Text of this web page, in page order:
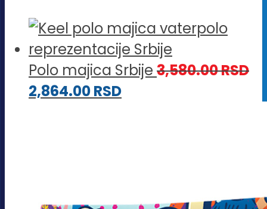
Polo majica Srbije 3,580.00RSD
2,864.00RSD